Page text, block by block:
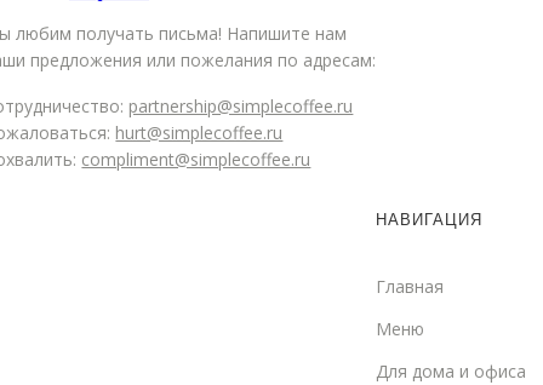
любим получать письма! Напишите нам
предложения или пожелания по адресам:
partnership@simplecoffee.ru
hurt@simplecoffee.ru
compliment@simplecoffee.ru
НАВИГАЦИЯ
Главная
Меню
Для дома и офиса